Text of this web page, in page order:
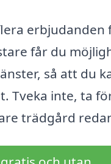
erbjudanden
får du
så att du
Tveka inte, ta
trädgård